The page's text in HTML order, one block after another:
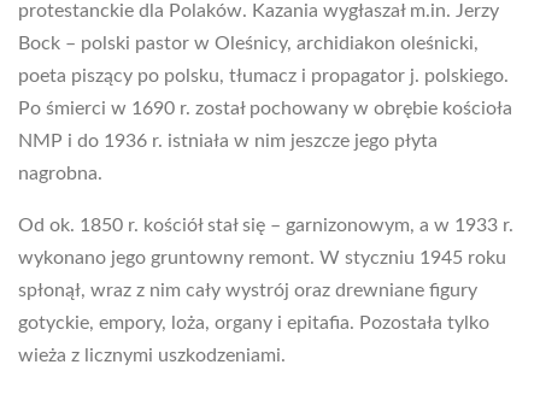
protestanckie dla Polaków. Kazania wygłaszał m.in. Jerzy
Bock – polski pastor w Oleśnicy, archidiakon oleśnicki,
poeta piszący po polsku, tłumacz i propagator j. polskiego.
Po śmierci w 1690 r. został pochowany w obrębie kościoła
NMP i do 1936 r. istniała w nim jeszcze jego płyta
nagrobna.
Od ok. 1850 r. kościół stał się – garnizonowym, a w 1933 r.
wykonano jego gruntowny remont. W styczniu 1945 roku
spłonął, wraz z nim cały wystrój oraz drewniane figury
gotyckie, empory, loża, organy i epitafia. Pozostała tylko
wieża z licznymi uszkodzeniami.